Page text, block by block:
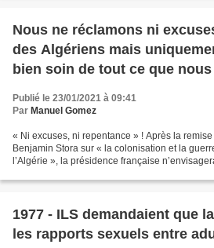
Nous ne réclamons ni
des Algériens mais
bien soin de tout ce que
Publié le 23/01/2021 à 09:41
Par Manuel Gomez
« Ni excuses, ni repentance » ! Après la
Benjamin Stora sur « la colonisation et la
l’Algérie », la présidence française
1977 - ILS demandaient que
les rapports sexuels entre